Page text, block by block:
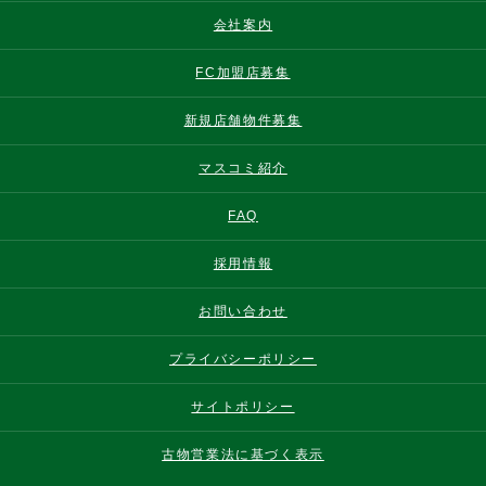
会社案内
FC加盟店募集
新規店舗物件募集
マスコミ紹介
FAQ
採用情報
お問い合わせ
プライバシーポリシー
サイトポリシー
古物営業法に基づく表示